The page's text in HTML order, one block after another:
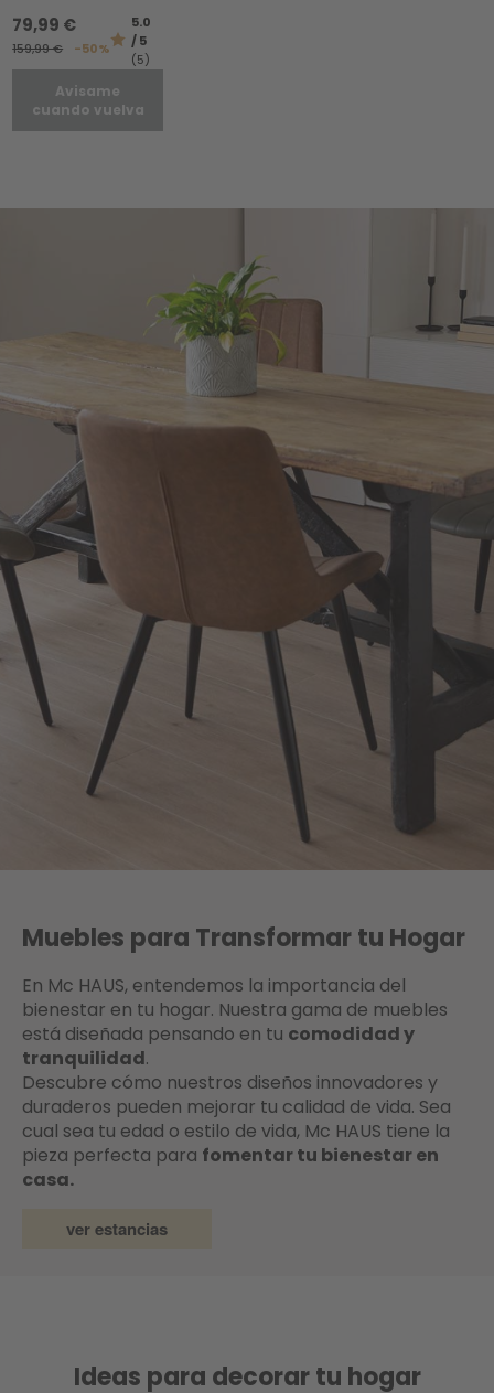
79,99 €
159,99 € -50%
5.0
/ 5
(5)
Avisame
cuando vuelva
Muebles para Transformar tu Hogar
En Mc HAUS, entendemos la importancia del
bienestar en tu hogar. Nuestra gama de muebles
está diseñada pensando en tu comodidad y
tranquilidad.
Descubre cómo nuestros diseños innovadores y
duraderos pueden mejorar tu calidad de vida. Sea
cual sea tu edad o estilo de vida, Mc HAUS tiene la
pieza perfecta para fomentar tu bienestar en
casa.
ver estancias
Ideas para decorar tu hogar